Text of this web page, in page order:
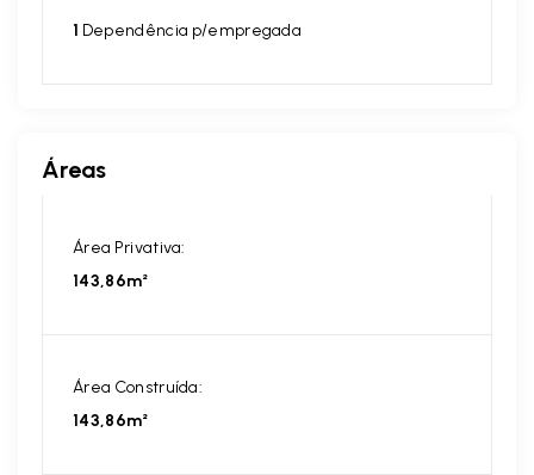
1 Dependência p/empregada
Áreas
Área Privativa:
143,86m²
Área Construída:
143,86m²